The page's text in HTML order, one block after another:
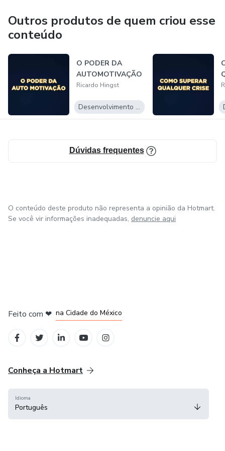
Outros produtos de quem criou esse
conteúdo
O PODER DA
AUTOMOTIVAÇÃO
Ricardo Hingst
Desenvolvimento Pessoal
Dúvidas frequentes
O conteúdo deste produto não representa a opinião da Hotmart.
Se você vir informações inadequadas, denuncie aqui
Feito com ❤ na Cidade do México
Conheça a Hotmart
Idioma
Português